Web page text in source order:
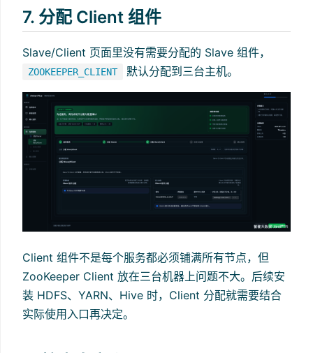
7. 分配 Client 组件
Slave/Client 页面里没有需要分配的 Slave 组件，
ZOOKEEPER_CLIENT 默认分配到三台主机。
Client 组件不是每个服务都必须铺满所有节点，但
ZooKeeper Client 放在三台机器上问题不大。后续安
装 HDFS、YARN、Hive 时，Client 分配就需要结合
实际使用入口再决定。